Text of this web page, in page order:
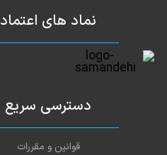
نماد های اعتماد
دسترسی سریع
قوانین و مقررات